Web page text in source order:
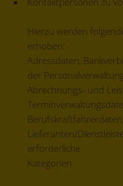
Hierzu werden
erhoben:
Adressdaten,
der
Abrechnungs- und
Lieferanten/
erforderliche
Kategorien